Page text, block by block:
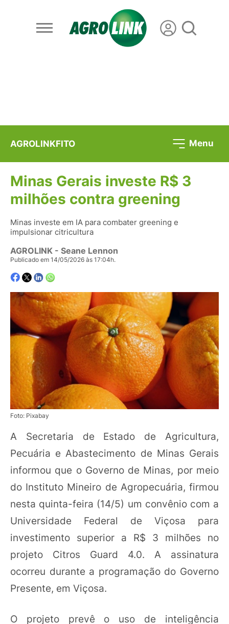
AGROLINKFITO Menu
Minas Gerais investe R$ 3
milhões contra greening
Minas investe em IA para combater greening e
impulsionar citricultura
AGROLINK - Seane Lennon
Publicado em 14/05/2026 às 17:04h.
Foto: Pixabay
A Secretaria de Estado de Agricultura,
Pecuária e Abastecimento de Minas Gerais
informou que o Governo de Minas, por meio
do Instituto Mineiro de Agropecuária, firmou
nesta quinta-feira (14/5) um convênio com a
Universidade Federal de Viçosa para
investimento superior a R$ 3 milhões no
projeto Citros Guard 4.0. A assinatura
ocorreu durante a programação do Governo
Presente, em Viçosa.
O projeto prevê o uso de inteligência